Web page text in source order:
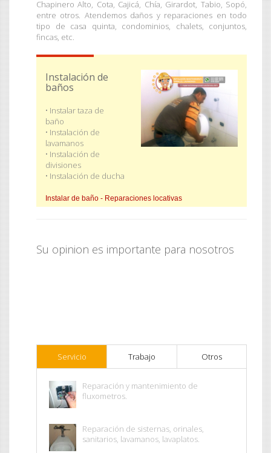
Chapinero Alto, Cota, Cajicá, Chía, Girardot, Tabio, Sopó,
entre otros. Atendemos daños y reparaciones en todo
tipo de casa quinta, condominios, chalets, conjuntos,
fincas, etc.
Sondeo - Reparaciones locativas
Instalación de
baños
• Instalar taza de
baño
• Instalación de
lavamanos
• Instalación de
divisiones
• Instalación de ducha
Instalar de baño - Reparaciones locativas
Su opinion es importante para nosotros
Servicio Trabajo Otros
Reparación y mantenimiento de
fluxometros.
Reparación de sisternas, orinales,
sanitarios, lavamanos, lavaplatos.